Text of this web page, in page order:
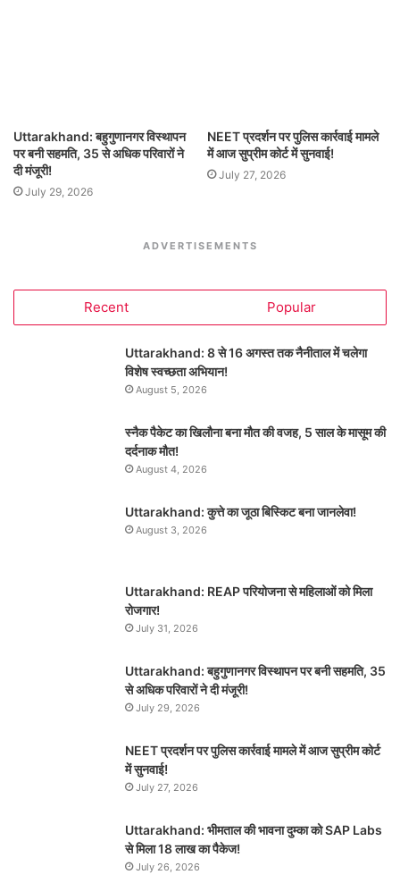
Uttarakhand: बहुगुणानगर विस्थापन
पर बनी सहमति, 35 से अधिक परिवारों ने
दी मंजूरी!
July 29, 2026
NEET प्रदर्शन पर पुलिस कार्रवाई मामले
में आज सुप्रीम कोर्ट में सुनवाई!
July 27, 2026
ADVERTISEMENTS
Recent Popular
Uttarakhand: 8 से 16 अगस्त तक नैनीताल में चलेगा
विशेष स्वच्छता अभियान!
August 5, 2026
स्नैक पैकेट का खिलौना बना मौत की वजह, 5 साल के मासूम की
दर्दनाक मौत!
August 4, 2026
Uttarakhand: कुत्ते का जूठा बिस्किट बना जानलेवा!
August 3, 2026
Uttarakhand: REAP परियोजना से महिलाओं को मिला
रोजगार!
July 31, 2026
Uttarakhand: बहुगुणानगर विस्थापन पर बनी सहमति, 35
से अधिक परिवारों ने दी मंजूरी!
July 29, 2026
NEET प्रदर्शन पर पुलिस कार्रवाई मामले में आज सुप्रीम कोर्ट
में सुनवाई!
July 27, 2026
Uttarakhand: भीमताल की भावना दुम्का को SAP Labs
से मिला 18 लाख का पैकेज!
July 26, 2026